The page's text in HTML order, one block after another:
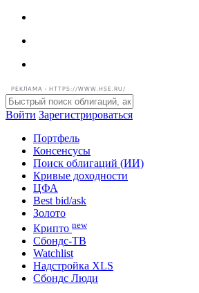
РЕКЛАМА • HTTPS://WWW.HSE.RU/
Войти Зарегистрироваться
Портфель
Консенсусы
Поиск облигаций (ИИ)
Кривые доходности
ЦФА
Best bid/ask
Золото
Крипто new